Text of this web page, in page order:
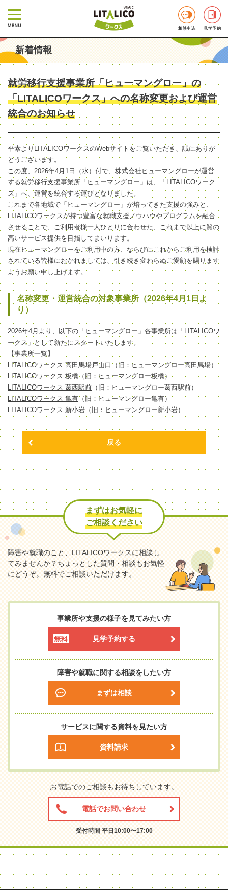
相談申込 見学予約
新着情報
就労移行支援事業所「ヒューマングロー」の
「LITALICOワークス」への名称変更および運営
統合のお知らせ
平素よりLITALICOワークスのWebサイトをご覧いただき、誠にありが
とうございます。
この度、2026年4月1日（水）付で、株式会社ヒューマングローが運営
する就労移行支援事業所「ヒューマングロー」は、「LITALICOワーク
ス」へ、運営を統合する運びとなりました。
これまで各地域で「ヒューマングロー」が培ってきた支援の強みと、
LITALICOワークスが持つ豊富な就職支援ノウハウやプログラムを融合
させることで、ご利用者様一人ひとりに合わせた、これまで以上に質の
高いサービス提供を目指してまいります。
現在ヒューマングローをご利用中の方、ならびにこれからご利用を検討
されている皆様におかれましては、引き続き変わらぬご愛顧を賜ります
ようお願い申し上げます。
名称変更・運営統合の対象事業所（2026年4月1日よ
り）
2026年4月より、以下の「ヒューマングロー」各事業所は「LITALICOワ
ークス」として新たにスタートいたします。
【事業所一覧】
LITALICOワークス 高田馬場戸山口 （旧：ヒューマングロー高田馬場）
LITALICOワークス 板橋（旧：ヒューマングロー板橋）
LITALICOワークス 葛西駅前 （旧：ヒューマングロー葛西駅前）
LITALICOワークス 亀有（旧：ヒューマングロー亀有）
LITALICOワークス 新小岩（旧：ヒューマングロー新小岩）
戻る
まずはお気軽に
ご相談ください
障害や就職のこと、LITALICOワークスに相談し
てみませんか？ちょっとした質問・相談もお気軽
にどうぞ。無料でご相談いただけます。
事業所や支援の様子を見てみたい方
見学予約する
障害や就職に関する相談をしたい方
まずは相談
サービスに関する資料を見たい方
資料請求
お電話でのご相談もお待ちしています。
電話でお問い合わせ
受付時間 平日10:00〜17:00